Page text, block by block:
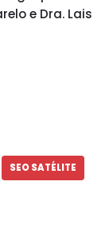
e Dra. Lais
SEO SATÉLITE